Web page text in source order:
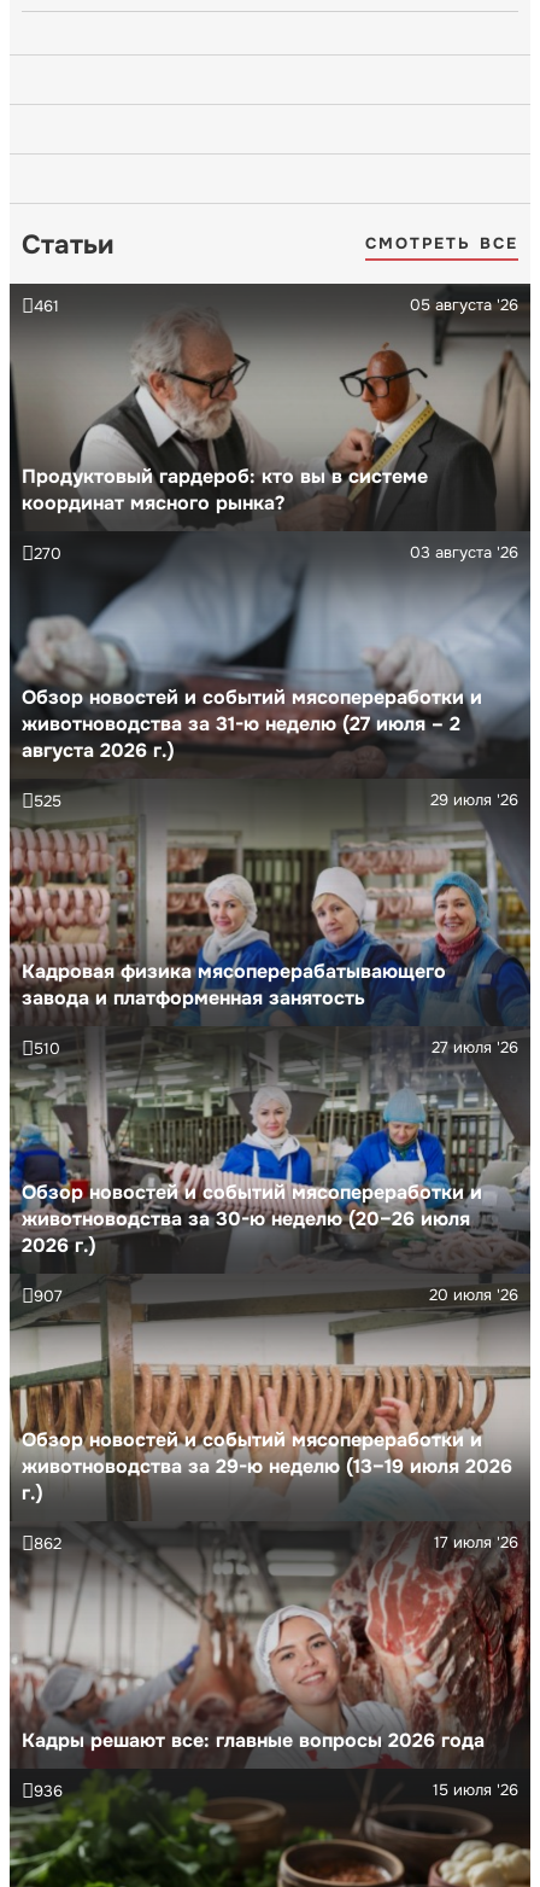
Статьи СМОТРЕТЬ ВСЕ
Продуктовый гардероб: кто вы в системе
координат мясного рынка?
05 августа '26
461
Обзор новостей и событий мясопереработки и
животноводства за 31-ю неделю (27 июля – 2
августа 2026 г.)
03 августа '26
270
Кадровая физика мясоперерабатывающего
завода и платформенная занятость
29 июля '26
525
Обзор новостей и событий мясопереработки и
животноводства за 30-ю неделю (20–26 июля
2026 г.)
27 июля '26
510
Обзор новостей и событий мясопереработки и
животноводства за 29-ю неделю (13–19 июля 2026
г.)
20 июля '26
907
Кадры решают все: главные вопросы 2026 года
17 июля '26
862
15 июля '26
936